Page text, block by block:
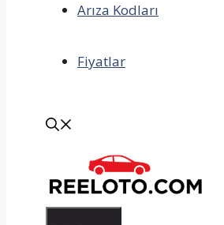
Arıza Kodları
Fiyatlar